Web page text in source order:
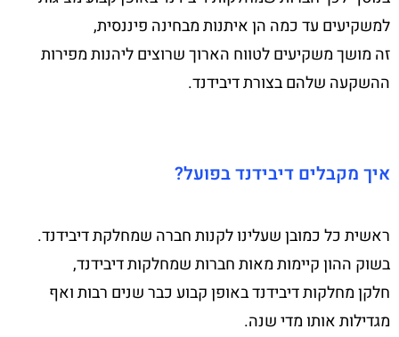
למשקיעים עד כמה הן איתנות מבחינה פיננסית,
זה מושך משקיעים לטווח הארוך שרוצים ליהנות מפירות
ההשקעה שלהם בצורת דיבידנד.
איך מקבלים דיבידנד בפועל?
ראשית כל כמובן שעלינו לקנות חברה שמחלקת דיבידנד.
בשוק ההון קיימות מאות חברות שמחלקות דיבידנד,
חלקן מחלקות דיבידנד באופן קבוע כבר שנים רבות ואף
מגדילות אותו מדי שנה.